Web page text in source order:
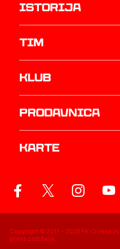
istorija
TIM
Klub
prodavnica
Karte
Copyright © 2011 - 2026 FK Crvena
prava zadržana.